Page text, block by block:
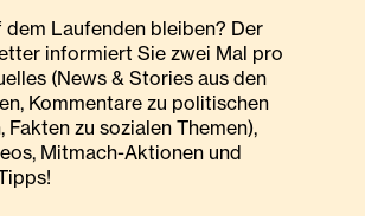
dem Laufenden bleiben? Der
informiert Sie zwei Mal pro
(News & Stories aus den
Kommentare zu politischen
Fakten zu sozialen Themen),
Mitmach-Aktionen und